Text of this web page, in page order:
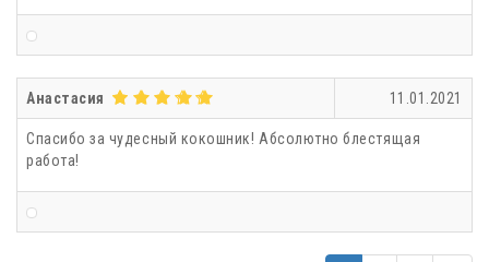
Анастасия 11.01.2021
Спасибо за чудесный кокошник! Абсолютно блестящая
работа!